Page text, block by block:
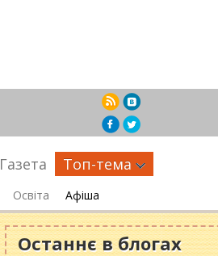
Газета Топ-тема
Освіта Афіша
Останнє в блогах